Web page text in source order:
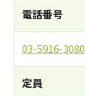
電話番号
03-5916-3080
定員